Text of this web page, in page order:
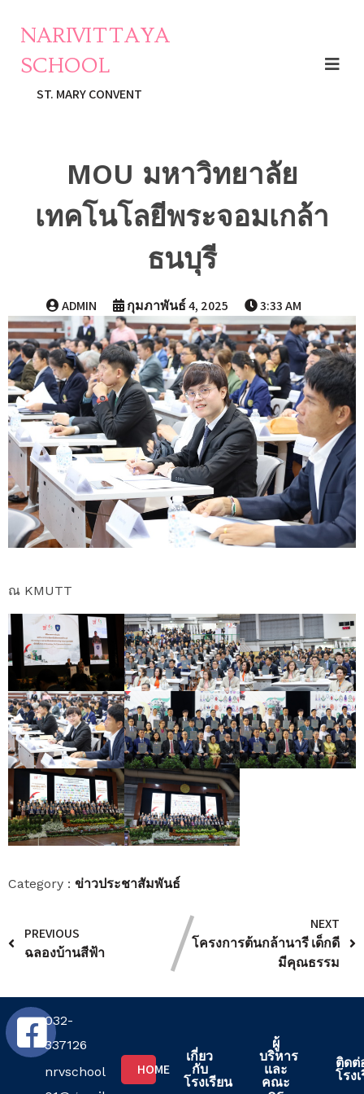
NARIVITTAYA
SCHOOL
ST. MARY CONVENT
MOU มหาวิทยาลัย
เทคโนโลยีพระจอมเกล้า
ธนบุรี
ADMIN กุมภาพันธ์ 4, 2025 3:33 AM
ณ KMUTT
Category : ข่าวประชาสัมพันธ์
PREVIOUS
ฉลองบ้านสีฟ้า
NEXT
โครงการต้นกล้านารี เด็กดี
มีคุณธรรม
032-
337126
nrvschool
HOME
เกี่ยว
กับ
โรงเรียน
ผู้
บริหาร
และ
คณะ
ติดต่
โรง